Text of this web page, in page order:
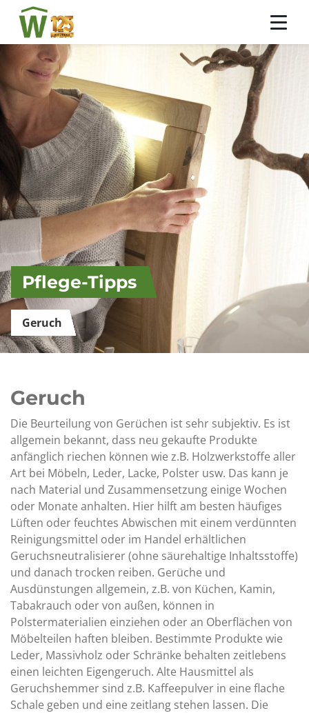
Pflege-Tipps
Geruch
Geruch
Die Beurteilung von Gerüchen ist sehr subjektiv. Es ist
allgemein bekannt, dass neu gekaufte Produkte
anfänglich riechen können wie z.B. Holzwerkstoffe aller
Art bei Möbeln, Leder, Lacke, Polster usw. Das kann je
nach Material und Zusammensetzung einige Wochen
oder Monate anhalten. Hier hilft am besten häufiges
Lüften oder feuchtes Abwischen mit einem verdünnten
Reinigungsmittel oder im Handel erhältlichen
Geruchsneutralisierer (ohne säurehaltige Inhaltsstoffe)
und danach trocken reiben. Gerüche und
Ausdünstungen allgemein, z.B. von Küchen, Kamin,
Tabakrauch oder von außen, können in
Polstermaterialien einziehen oder an Oberflächen von
Möbelteilen haften bleiben. Bestimmte Produkte wie
Leder, Massivholz oder Schränke behalten zeitlebens
einen leichten Eigengeruch. Alte Hausmittel als
Geruchshemmer sind z.B. Kaffeepulver in eine flache
Schale geben und eine zeitlang stehen lassen. Die